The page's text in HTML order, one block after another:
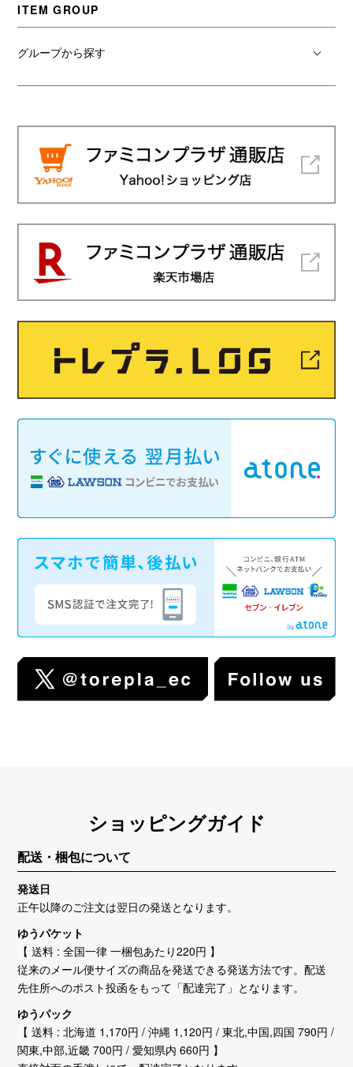
ITEM GROUP
グループから探す
ショッピングガイド
配送・梱包について
発送日
正午以降のご注文は翌日の発送となります。
ゆうパケット
【 送料 : 全国一律 一梱包あたり220円 】
従来のメール便サイズの商品を発送できる発送方法です。配送
先住所へのポスト投函をもって「配達完了」となります。
ゆうパック
【 送料 : 北海道 1,170円 / 沖縄 1,120円 / 東北,中国,四国 790円 /
関東,中部,近畿 700円 / 愛知県内 660円 】